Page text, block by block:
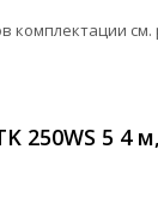
комплектации см.
250WS 5 4